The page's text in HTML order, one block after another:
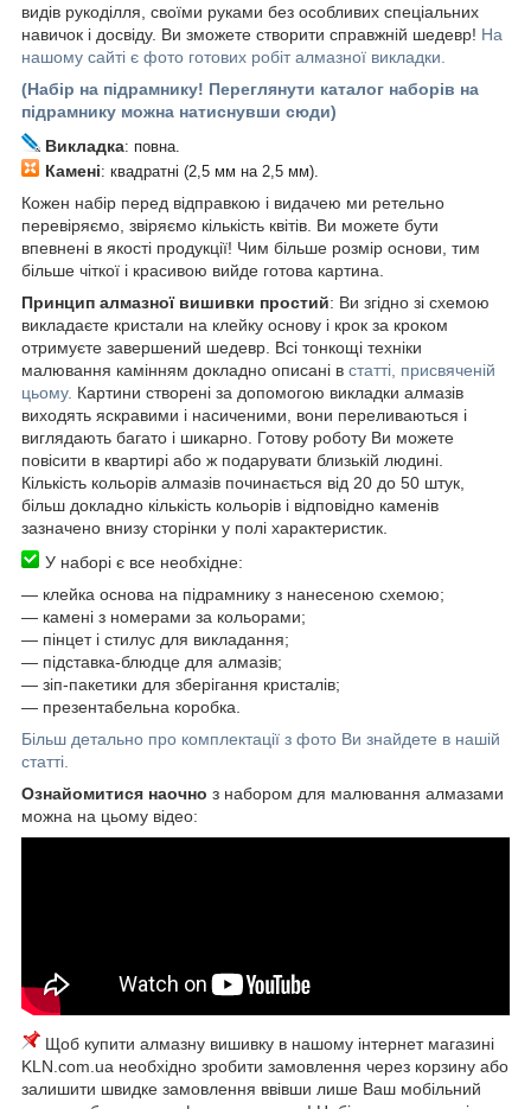
видів рукоділля, своїми руками без особливих спеціальних
навичок і досвіду. Ви зможете створити справжній шедевр! На
нашому сайті є фото готових робіт алмазної викладки.
(Набір на підрамнику! Переглянути каталог наборів на
підрамнику можна натиснувши сюди)
Викладка: повна.
Камені: квадратні (2,5 мм на 2,5 мм).
Кожен набір перед відправкою і видачею ми ретельно
перевіряємо, звіряємо кількість квітів. Ви можете бути
впевнені в якості продукції! Чим більше розмір основи, тим
більше чіткої і красивою вийде готова картина.
Принцип алмазної вишивки простий: Ви згідно зі схемою
викладаєте кристали на клейку основу і крок за кроком
отримуєте завершений шедевр. Всі тонкощі техніки
малювання камінням докладно описані в статті, присвяченій
цьому. Картини створені за допомогою викладки алмазів
виходять яскравими і насиченими, вони переливаються і
виглядають багато і шикарно. Готову роботу Ви можете
повісити в квартирі або ж подарувати близькій людині.
Кількість кольорів алмазів починається від 20 до 50 штук,
більш докладно кількість кольорів і відповідно каменів
зазначено внизу сторінки у полі характеристик.
У наборі є все необхідне:
― клейка основа на підрамнику з нанесеною схемою;
― камені з номерами за кольорами;
― пінцет і стилус для викладання;
― підставка-блюдце для алмазів;
― зіп-пакетики для зберігання кристалів;
― презентабельна коробка.
Більш детально про комплектації з фото Ви знайдете в нашій
статті.
Ознайомитися наочно з набором для малювання алмазами
можна на цьому відео:
Щоб купити алмазну вишивку в нашому інтернет магазині
KLN.com.ua необхідно зробити замовлення через корзину або
залишити швидке замовлення ввівши лише Ваш мобільний